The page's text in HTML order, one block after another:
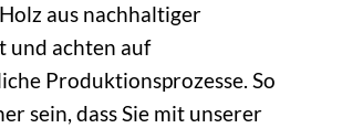
aus nachhaltiger
und achten auf
Produktionsprozesse. So
sein, dass Sie mit unserer